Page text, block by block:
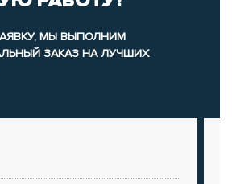
МЫ ВЫПОЛНИМ
ЗАКАЗ НА ЛУЧШИХ